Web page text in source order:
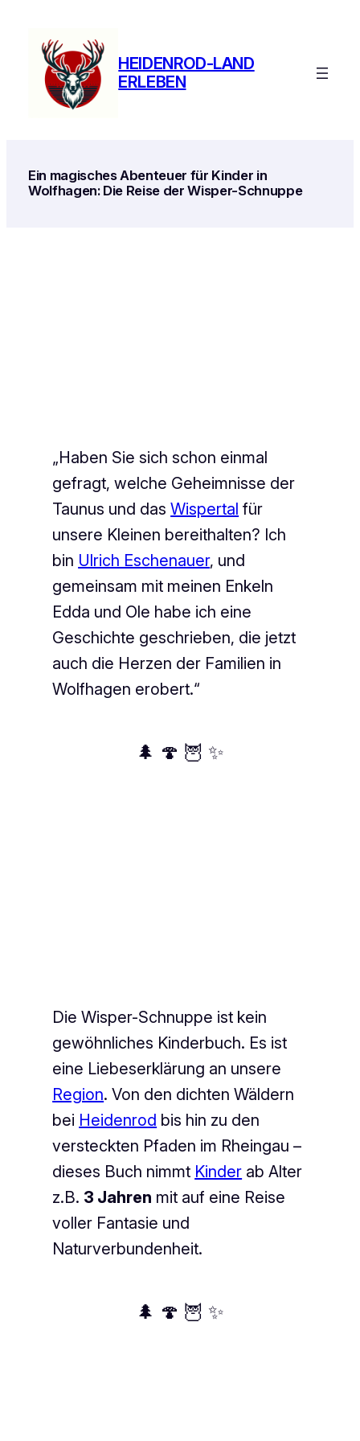
springen
HEIDENROD-LAND
ERLEBEN
Ein magisches Abenteuer für Kinder in
Wolfhagen: Die Reise der Wisper-Schnuppe
„Haben Sie sich schon einmal
gefragt, welche Geheimnisse der
Taunus und dasWispertal für
unsere Kleinen bereithalten? Ich
bin Ulrich Eschenauer, und
gemeinsam mit meinen Enkeln
Edda und Ole habe ich eine
Geschichte geschrieben, die jetzt
auch die Herzen der Familien in
Wolfhagen erobert.“
🌲 🍄 🦉 ✨
Die Wisper-Schnuppe ist kein
gewöhnliches Kinderbuch. Es ist
eine Liebeserklärung an unsere
Region. Von den dichten Wäldern
bei Heidenrod bis hin zu den
versteckten Pfaden im Rheingau –
dieses Buch nimmt Kinder ab Alter
z.B. 3 Jahren mit auf eine Reise
voller Fantasie und
Naturverbundenheit.
🌲 🍄 🦉 ✨